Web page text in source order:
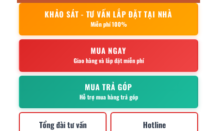
KHẢO SÁT - TƯ VẤN LẮP ĐẶT TẠI NHÀ
Miễn phí 100%
MUA NGAY
Giao hàng và lắp đặt miễn phí
MUA TRẢ GÓP
Hỗ trợ mua hàng trả góp
Tổng đài tư vấn Hotline